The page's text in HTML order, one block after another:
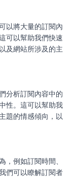
以將大量的訂閱內
可以幫助我們快速
及網站所涉及的主
分析訂閱內容中的
性。這可以幫助我
題的情感傾向，以
，例如訂閱時間、
們可以瞭解訂閱者